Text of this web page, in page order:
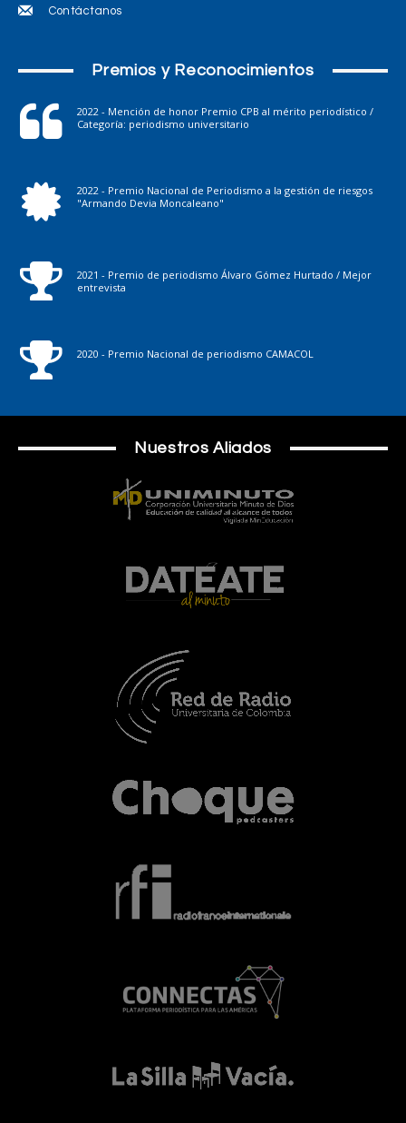
Contáctanos
Premios y Reconocimientos
2022 - Mención de honor Premio CPB al mérito periodístico /
Categoría: periodismo universitario
2022 - Premio Nacional de Periodismo a la gestión de riesgos
"Armando Devia Moncaleano"
2021 - Premio de periodismo Álvaro Gómez Hurtado / Mejor
entrevista
2020 - Premio Nacional de periodismo CAMACOL
Nuestros Aliados